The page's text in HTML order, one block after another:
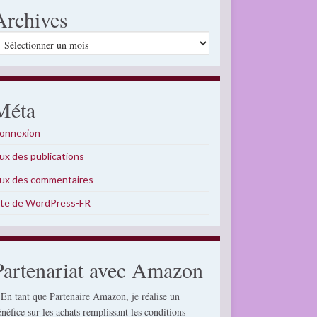
des publications
des commentaires
de WordPress-FR
avec Amazon
tant que Partenaire Amazon, je réalise un
sur les achats remplissant les conditions